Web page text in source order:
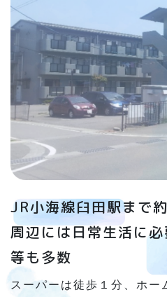
JR小海線臼田駅まで
周辺には日常生活に
等も多数
スーパーは徒歩１分、ホー